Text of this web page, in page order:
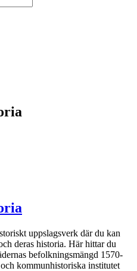
uppslagsverk där du kan
deras historia. Här hittar du
befolkningsmängd 1570-
kommunhistoriska institutet